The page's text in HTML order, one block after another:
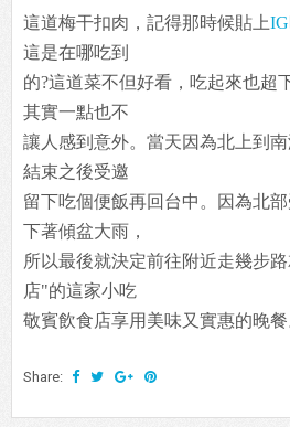
這道梅干扣肉，記得那時候貼上IG
這是在哪吃到
的?這道菜不但好看，吃起來也超
其實一點也不
讓人感到意外。當天因為北上到
結束之後受邀
留下吃個便飯再回台中。因為北
下著傾盆大雨，
所以最後就決定前往附近走幾步
店"的這家小吃
敬賓飲食店享用美味又實惠的晚餐
Share: